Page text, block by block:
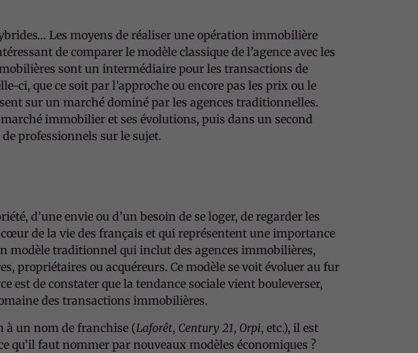
Les moyens de réaliser une opération immobilière
de comparer le modèle classique de l’agence avec les
sont un intermédiaire pour les transactions de
ci, que ce soit par l’approche ou encore pas les prix ou le
sur un marché dominé par les agences traditionnelles.
immobilier et ses évolutions, puis dans un second
professionnels sur le sujet.
d’une envie ou d’un besoin de se loger, de regarder les
de la vie des français et qui représentent une importance
modèle traditionnel qui inclut des agences immobilières,
propriétaires ou acquéreurs. Ce modèle se voit évoluer au fur
est de constater que la tendance sociale vient bouleverser,
des transactions immobilières.
à un nom de franchise (Laforêt, Century 21, Orpi, etc.), il est
qu’il faut nommer par nouveaux modèles économiques ?